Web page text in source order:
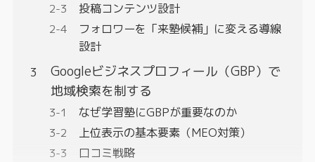
投稿コンテンツ設計
フォロワーを「来塾候補」に変える導線
設計
Googleビジネスプロフィール（GBP）で
地域検索を制する
なぜ学習塾にGBPが重要なのか
上位表示の基本要素（MEO対策）
口コミ戦略